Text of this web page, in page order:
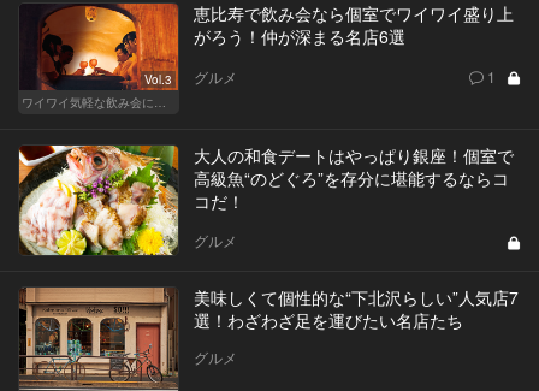
Vol.3
ワイワイ気軽な飲み会に！渋谷・恵比寿・目黒のおしゃれな人気店
恵比寿で飲み会なら個室でワイワイ盛り上
がろう！仲が深まる名店6選
グルメ 1
大人の和食デートはやっぱり銀座！個室で
高級魚“のどぐろ”を存分に堪能するならコ
コだ！
グルメ
美味しくて個性的な“下北沢らしい”人気店7
選！わざわざ足を運びたい名店たち
グルメ